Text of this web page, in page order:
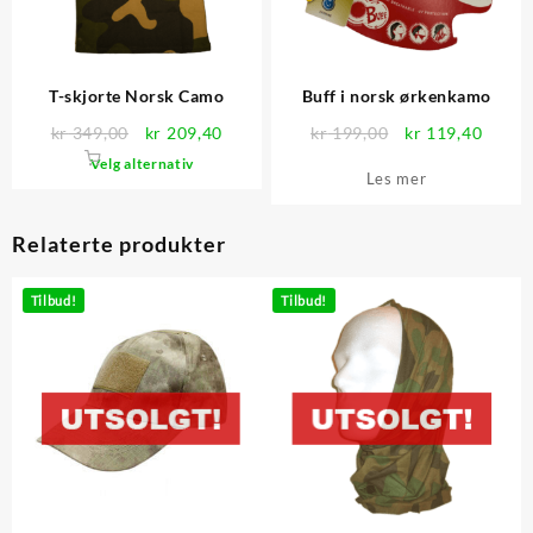
T-skjorte Norsk Camo
kr349,00
Opprinnelig
kr 209,40 Nåværende
Velg alternativDette
flere
Alternativene
velges
på
produktsiden
Buff i norsk ørkenkamo
kr199,00
Opprinnelig
var:
kr 119,40
Les mer
Relaterte produkter
Tilbud! Tilbud!